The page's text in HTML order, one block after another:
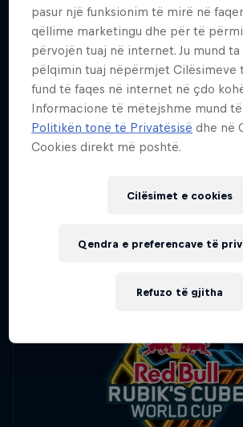
pasur një funksionim të mirë në
qëllime marketingu dhe për të
përvojën tuaj në internet. Ju mund
pëlqimin tuaj nëpërmjet Cilësimeve
fund të faqes në internet në çdo
Informacione të mëtejshme mund
Politikën tonë të Privatësisë dhe në
Cookies direkt më poshtë.
Cilësimet e cookies
Refuzo të gjitha
Qendra e preferencave të